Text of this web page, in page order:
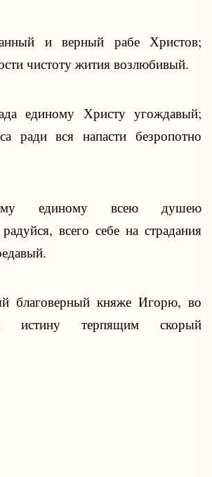
и верный рабе Христов;
чистоту жития возлюбивый.
единому Христу угождавый;
ради вся напасти безропотно
единому всею душею
всего себе на страдания
благоверный княже Игорю, во
истину терпящим скорый